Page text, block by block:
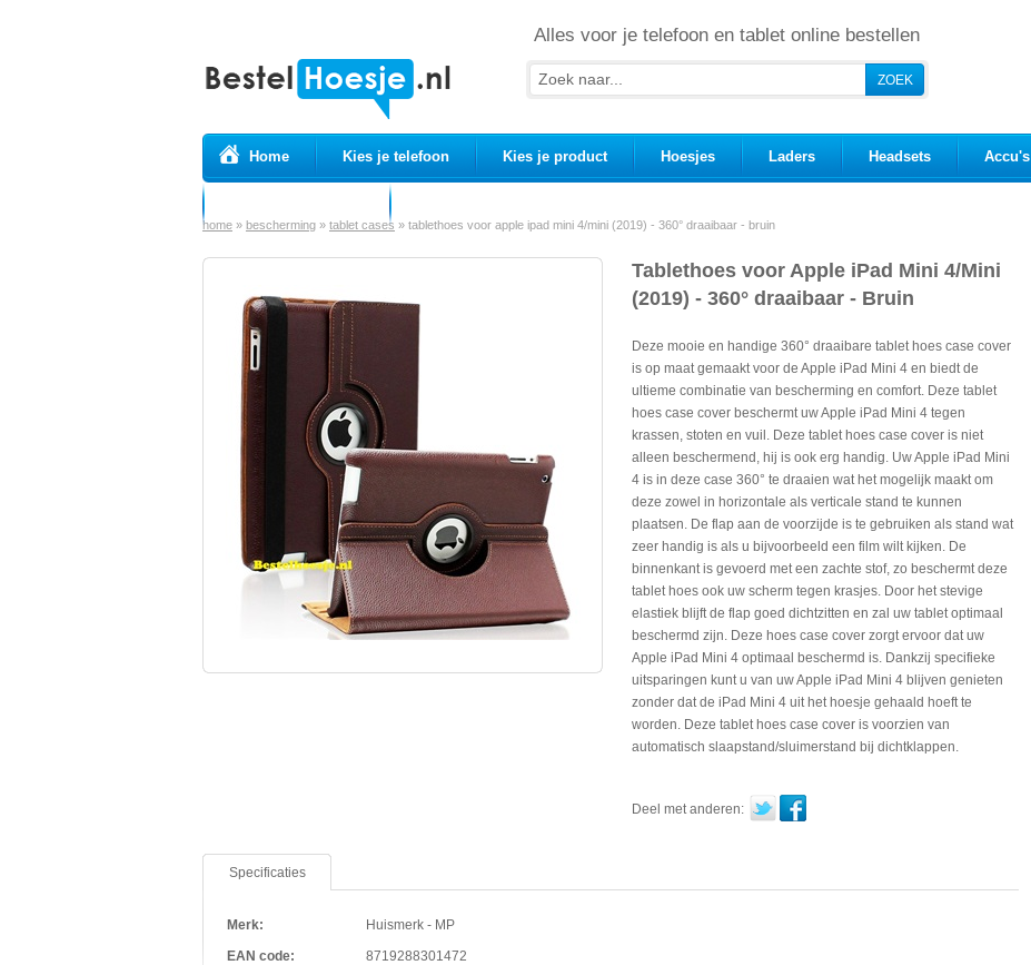
Alles voor je telefoon en tablet online bestellen
Home Kies je telefoon Kies je product Hoesjes Laders Headsets Accu's
home » bescherming » tablet cases » tablethoes voor apple ipad mini 4/mini (2019) - 360° draaibaar - bruin
Tablethoes voor Apple iPad Mini 4/Mini
(2019) - 360° draaibaar - Bruin
Deze mooie en handige 360° draaibare tablet hoes case cover
is op maat gemaakt voor de Apple iPad Mini 4 en biedt de
ultieme combinatie van bescherming en comfort. Deze tablet
hoes case cover beschermt uw Apple iPad Mini 4 tegen
krassen, stoten en vuil. Deze tablet hoes case cover is niet
alleen beschermend, hij is ook erg handig. Uw Apple iPad Mini
4 is in deze case 360° te draaien wat het mogelijk maakt om
deze zowel in horizontale als verticale stand te kunnen
plaatsen. De flap aan de voorzijde is te gebruiken als stand wat
zeer handig is als u bijvoorbeeld een film wilt kijken. De
binnenkant is gevoerd met een zachte stof, zo beschermt deze
tablet hoes ook uw scherm tegen krasjes. Door het stevige
elastiek blijft de flap goed dichtzitten en zal uw tablet optimaal
beschermd zijn. Deze hoes case cover zorgt ervoor dat uw
Apple iPad Mini 4 optimaal beschermd is. Dankzij specifieke
uitsparingen kunt u van uw Apple iPad Mini 4 blijven genieten
zonder dat de iPad Mini 4 uit het hoesje gehaald hoeft te
worden. Deze tablet hoes case cover is voorzien van
automatisch slaapstand/sluimerstand bij dichtklappen.
Deel met anderen:
Specificaties
Merk:
Huismerk - MP
EAN code:
8719288301472